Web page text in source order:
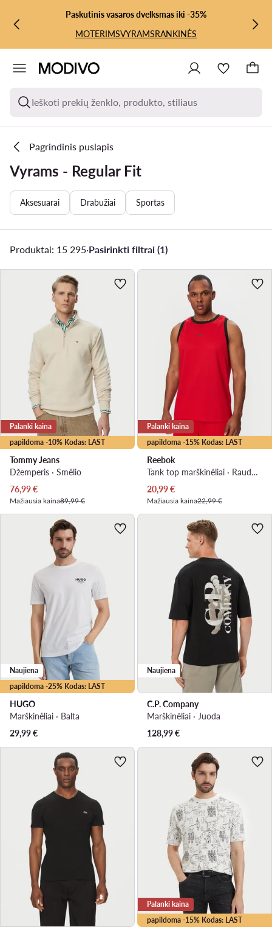
PEREITI PRIE PAGRINDINIO TURINIO
PEREITI Į PAIEŠKĄPaskutinis vasaros dvelksmas iki -35%
MOTERIMSVYRAMSRANKINĖS
Ieškoti prekių ženklo, produkto, stiliaus
Pagrindinis puslapis
Vyrams - Regular Fit
Aksesuarai Drabužiai Sportas
Produktai: 15 295·Pasirinkti filtrai (1)
papildoma -10% Kodas: LAST
Palanki kaina
Tommy Jeans
Džemperis · Smėlio
Dabartinė kaina
76,99€
Mažiausia kaina89,99 €
papildoma -15% Kodas: LAST
Palanki kaina
Reebok
Tank top marškinėliai · Raudona
Dabartinė kaina
20,99€
Mažiausia kaina22,99 €
papildoma -25% Kodas: LAST
Naujiena
HUGO
Marškinėliai · Balta
29,99€
Naujiena
C.P. Company
Marškinėliai · Juoda
128,99€
papildoma -15% Kodas: LAST
Palanki kaina